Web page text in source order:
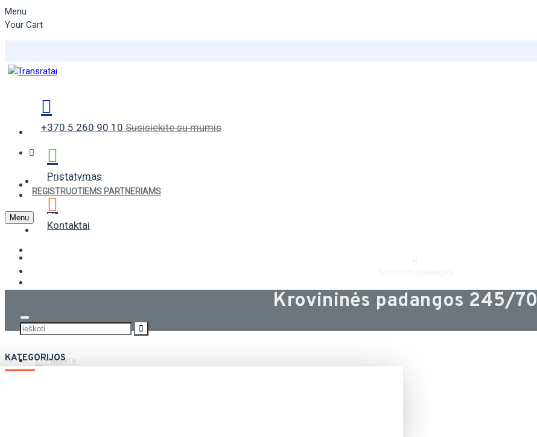
Menu
Your Cart
+370 5 260 90 10 Susisiekite su mumis
Pristatymas
Kontaktai
VASARINĖS PADANGOS
ŽIEMINĖS PADANGOS
Paskyra
REGISTRUOTIEMS PARTNERIAMS
Menu
Krovininės padangos 245/70
KATEGORIJOS